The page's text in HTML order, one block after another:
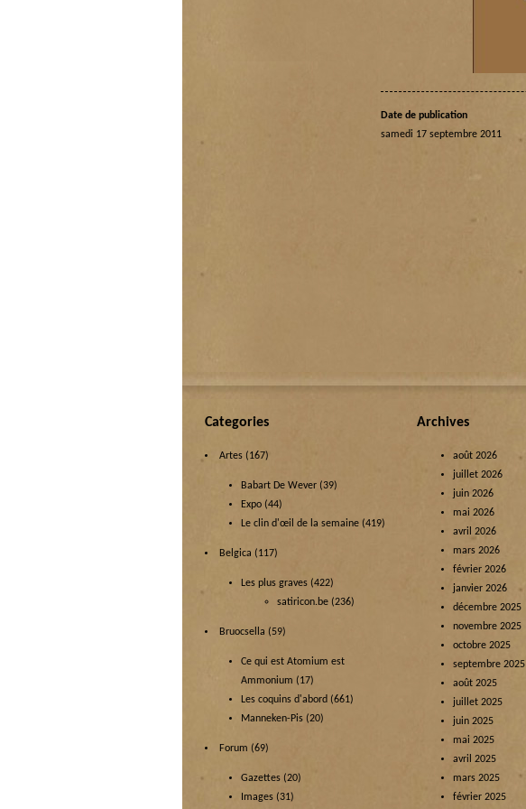
Date de publication
samedi 17 septembre 2011
Categories
Artes (167)
Babart De Wever (39)
Expo (44)
Le clin d'œil de la semaine (419)
Belgica (117)
Les plus graves (422)
satiricon.be (236)
Bruocsella (59)
Ce qui est Atomium est
Ammonium (17)
Les coquins d'abord (661)
Manneken-Pis (20)
Forum (69)
Gazettes (20)
Images (31)
Archives
août 2026
juillet 2026
juin 2026
mai 2026
avril 2026
mars 2026
février 2026
janvier 2026
décembre 2025
novembre 2025
octobre 2025
septembre 2025
août 2025
juillet 2025
juin 2025
mai 2025
avril 2025
mars 2025
février 2025